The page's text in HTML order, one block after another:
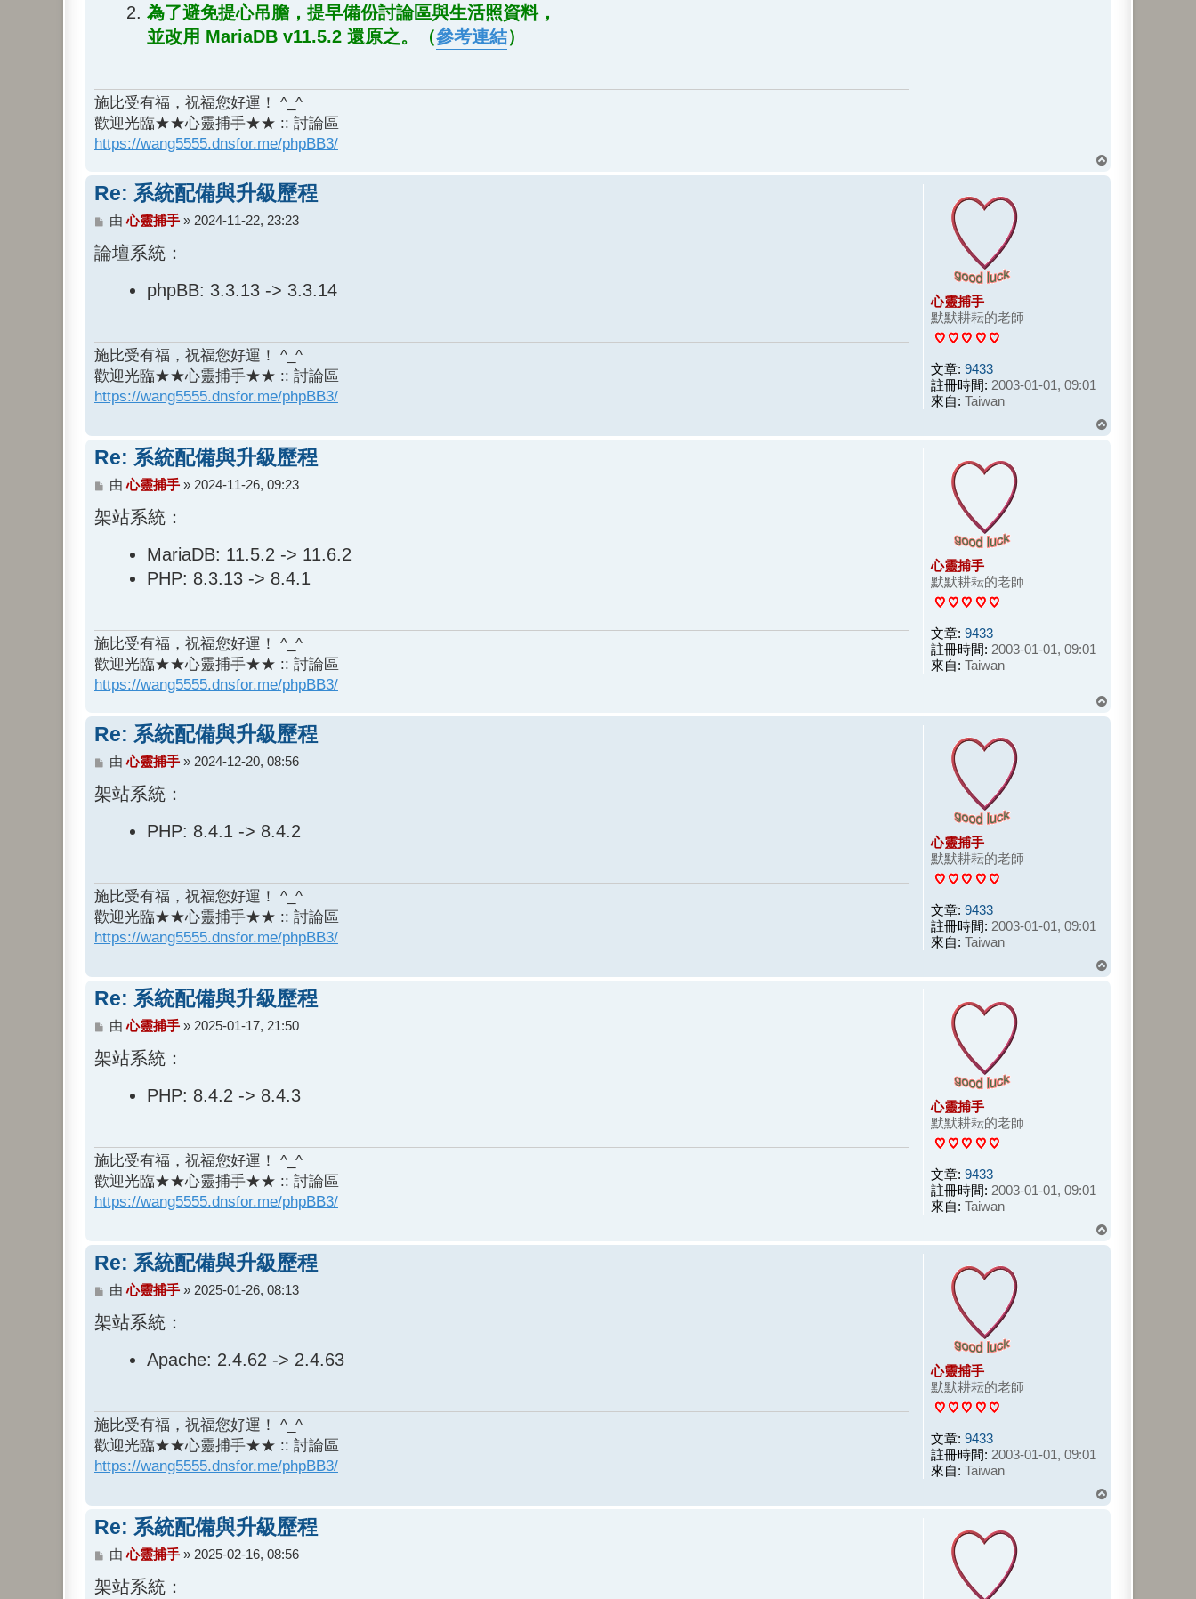
為了避免提心吊膽，提早備份討論區與生活照資料，
並改用 MariaDB v11.5.2 還原之。（參考連結）
施比受有福，祝福您好運！ ^_^
歡迎光臨★★心靈捕手★★ :: 討論區
https://wang5555.dnsfor.me/phpBB3/
心靈捕手
默默耕耘的老師
文章: 9433
註冊時間: 2003-01-01, 09:01
來自: Taiwan
Re: 系統配備與升級歷程
文
由心靈捕手» 2024-11-22, 23:23
論壇系統：
phpBB: 3.3.13 -> 3.3.14
施比受有福，祝福您好運！ ^_^
歡迎光臨★★心靈捕手★★ :: 討論區
https://wang5555.dnsfor.me/phpBB3/
心靈捕手
默默耕耘的老師
文章: 9433
註冊時間: 2003-01-01, 09:01
來自: Taiwan
Re: 系統配備與升級歷程
文
由心靈捕手» 2024-11-26, 09:23
架站系統：
MariaDB: 11.5.2 -> 11.6.2
PHP: 8.3.13 -> 8.4.1
施比受有福，祝福您好運！ ^_^
歡迎光臨★★心靈捕手★★ :: 討論區
https://wang5555.dnsfor.me/phpBB3/
心靈捕手
默默耕耘的老師
文章: 9433
註冊時間: 2003-01-01, 09:01
來自: Taiwan
Re: 系統配備與升級歷程
文
由心靈捕手» 2024-12-20, 08:56
架站系統：
PHP: 8.4.1 -> 8.4.2
施比受有福，祝福您好運！ ^_^
歡迎光臨★★心靈捕手★★ :: 討論區
https://wang5555.dnsfor.me/phpBB3/
心靈捕手
默默耕耘的老師
文章: 9433
註冊時間: 2003-01-01, 09:01
來自: Taiwan
Re: 系統配備與升級歷程
文
由心靈捕手» 2025-01-17, 21:50
架站系統：
PHP: 8.4.2 -> 8.4.3
施比受有福，祝福您好運！ ^_^
歡迎光臨★★心靈捕手★★ :: 討論區
https://wang5555.dnsfor.me/phpBB3/
心靈捕手
默默耕耘的老師
文章: 9433
註冊時間: 2003-01-01, 09:01
來自: Taiwan
Re: 系統配備與升級歷程
文
由心靈捕手» 2025-01-26, 08:13
架站系統：
Apache: 2.4.62 -> 2.4.63
施比受有福，祝福您好運！ ^_^
歡迎光臨★★心靈捕手★★ :: 討論區
https://wang5555.dnsfor.me/phpBB3/
Re: 系統配備與升級歷程
文
由心靈捕手» 2025-02-16, 08:56
架站系統：